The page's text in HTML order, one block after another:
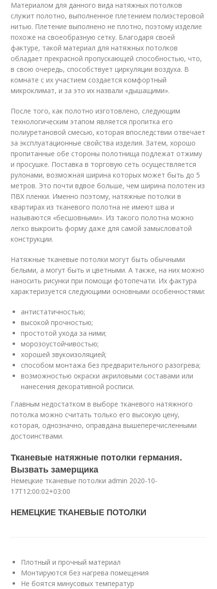
Материалом для данного вида натяжных потолков
служит полотно, выполненное плетением полиэстеровой
нитью. Плетение выполнено не плотно, поэтому изделие
похоже на своеобразную сетку. Благодаря своей
фактуре, такой материал для натяжных потолков
обладает прекрасной пропускающей способностью, что,
в свою очередь, способствует циркуляции воздуха. В
комнате с их участием создается комфортный
микроклимат, и за это их назвали «дышащими».
После того, как полотно изготовлено, следующим
технологическим этапом является пропитка его
полиуретановой смесью, которая впоследствии отвечает
за эксплуатационные свойства изделия. Затем, хорошо
пропитанные обе стороны полотнища подлежат отжиму
и просушке. Поставка в торговую сеть осуществляется
рулонами, возможная ширина которых может быть до 5
метров. Это почти вдвое больше, чем ширина полотен из
ПВХ пленки. Именно поэтому, натяжные потолки в
квартирах из тканевого полотна не имеют шва и
называются «бесшовными». Из такого полотна можно
легко выкроить форму даже для самой замысловатой
конструкции.
Натяжные тканевые потолки могут быть обычными
белыми, а могут быть и цветными. А также, на них можно
наносить рисунки при помощи фотопечати. Их фактура
характеризуется следующими основными особенностями:
антистатичностью;
высокой прочностью;
простотой ухода за ними;
морозоустойчивостью;
хорошей звукоизоляцией;
способом монтажа без предварительного разогрева;
возможностью окраски акриловыми составами или
нанесения декоративной росписи.
Главным недостатком в выборе тканевого натяжного
потолка можно считать только его высокую цену,
которая, однозначно, оправдана вышеперечисленными
достоинствами.
Тканевые натяжные потолки германия.
Вызвать замерщика
Немецкие тканевые потолки admin 2020-10-
17T12:00:02+03:00
НЕМЕЦКИЕ ТКАНЕВЫЕ ПОТОЛКИ
Плотный и прочный материал
Монтируются без нагрева помещения
Не боятся минусовых температур